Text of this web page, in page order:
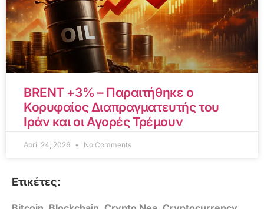
BRENT +3% – Παραιτήθηκε ο
Κορυφαίος Διαπραγματευτής του
Ιράν και οι Αγορές Τρέμουν
April 24, 2026 No Comments
Ετικέτες: